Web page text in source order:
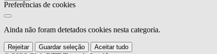
Preferências de cookies
Ainda não foram detetados cookies nesta categoria.
Rejeitar Guardar seleção Aceitar tudo